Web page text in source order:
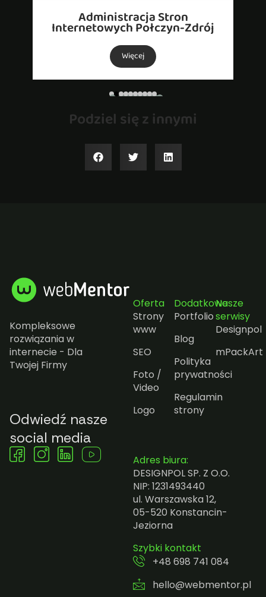
Administracja Stron
Internetowych Połczyn-Zdrój
Więcej
Podziel się z innymi
Kompleksowe
rozwiązania w
internecie - Dla
Twojej Firmy
Odwiedź nasze
social media
Oferta
Strony
www
SEO
Foto /
Video
Logo
Dodatkowe
Portfolio
Blog
Polityka
prywatności
Regulamin
strony
Nasze
serwisy
Designpol
mPackArt
Adres biura:
DESIGNPOL SP. Z O.O.
NIP: 1231493440
ul. Warszawska 12,
05-520 Konstancin-
Jeziorna
Szybki kontakt
+48 698 741 084
hello@webmentor.pl